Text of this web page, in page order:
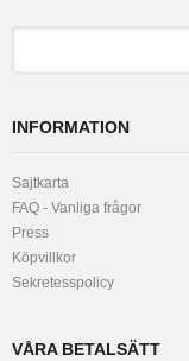
INFORMATION
Sajtkarta
FAQ - Vanliga frågor
Press
Köpvillkor
Sekretesspolicy
VÅRA BETALSÄTT